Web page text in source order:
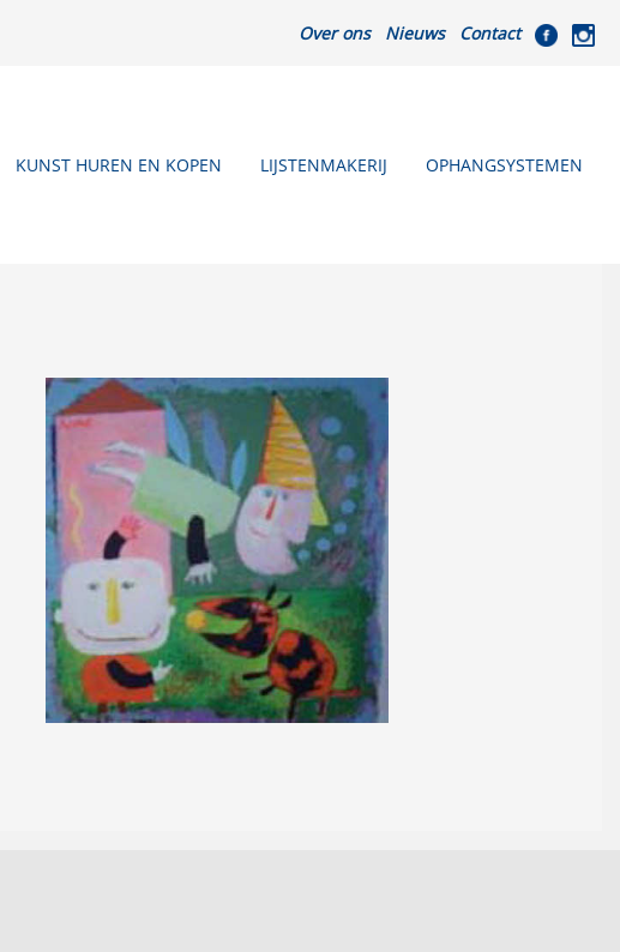
Over ons Nieuws Contact
KUNST HUREN EN KOPEN LIJSTENMAKERIJ OPHANGSYSTEMEN